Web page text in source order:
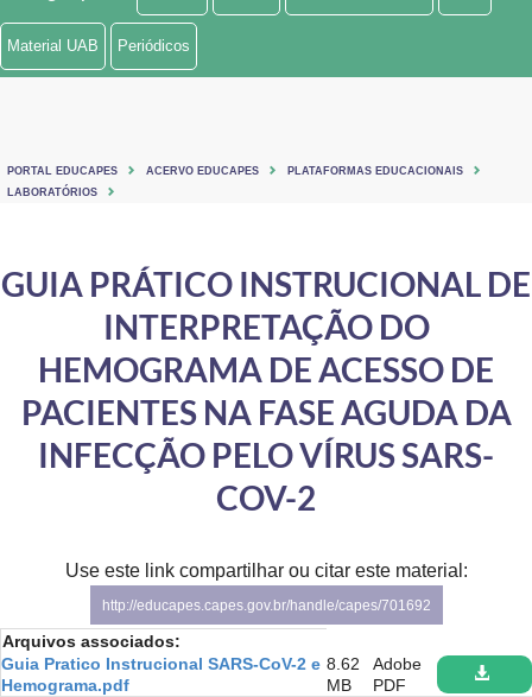
Ministério de Minas e Energia
Ministério do Turismo
Controladoria-Geral da União
Ministério da Mulher, da Família e dos Direitos Humanos
Secretaria-Geral
Secretaria de Governo
Gabinete de Segurança Institucional
Banco Central do Brasil
Planalto
Material UAB Periódicos
PORTAL EDUCAPES ACERVO EDUCAPES
PLATAFORMAS EDUCACIONAIS
LABORATÓRIOS
GUIA PRÁTICO INSTRUCIONAL DE
INTERPRETAÇÃO DO
HEMOGRAMA DE ACESSO DE
PACIENTES NA FASE AGUDA DA
INFECÇÃO PELO VÍRUS SARS-
COV-2
Use este link compartilhar ou citar este material:
http://educapes.capes.gov.br/handle/capes/701692
Arquivos associados:
Guia Pratico Instrucional SARS-CoV-2 e
Hemograma.pdf
8.62
MB
Adobe
PDF